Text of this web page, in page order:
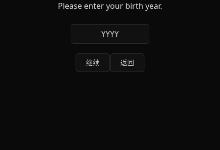
Please enter your birth year.
YYYY
继续 返回